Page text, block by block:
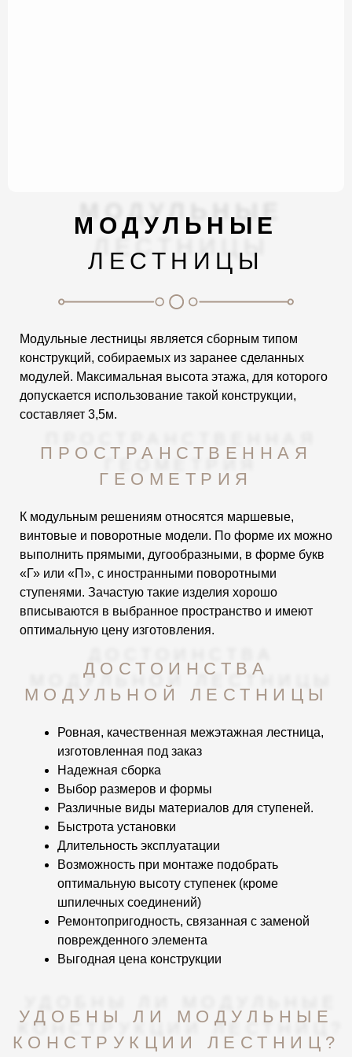
МОДУЛЬНЫЕ
ЛЕСТНИЦЫ
Модульные лестницы является сборным типом
конструкций, собираемых из заранее сделанных
модулей. Максимальная высота этажа, для которого
допускается использование такой конструкции,
составляет 3,5м.
ПРОСТРАНСТВЕННАЯ
ГЕОМЕТРИЯ
К модульным решениям относятся маршевые,
винтовые и поворотные модели. По форме их можно
выполнить прямыми, дугообразными, в форме букв
«Г» или «П», с иностранными поворотными
ступенями. Зачастую такие изделия хорошо
вписываются в выбранное пространство и имеют
оптимальную цену изготовления.
ДОСТОИНСТВА
МОДУЛЬНОЙ ЛЕСТНИЦЫ
Ровная, качественная межэтажная лестница,
изготовленная под заказ
Надежная сборка
Выбор размеров и формы
Различные виды материалов для ступеней.
Быстрота установки
Длительность эксплуатации
Возможность при монтаже подобрать
оптимальную высоту ступенек (кроме
шпилечных соединений)
Ремонтопригодность, связанная с заменой
поврежденного элемента
Выгодная цена конструкции
УДОБНЫ ЛИ МОДУЛЬНЫЕ
КОНСТРУКЦИИ ЛЕСТНИЦ?